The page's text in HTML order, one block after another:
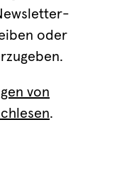
oder
von
.